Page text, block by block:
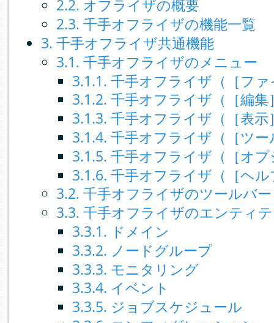
2.2. オフライザの概要
2.3. 千手オフライザの機能一覧
3. 千手オフライザ共通機能
3.1. 千手オフライザのメニュー
3.1.1. 千手オフライザ（［フ
3.1.2. 千手オフライザ（［編
3.1.3. 千手オフライザ（［表
3.1.4. 千手オフライザ（［ツ
3.1.5. 千手オフライザ（［オ
3.1.6. 千手オフライザ（［ヘ
3.2. 千手オフライザのツールバー
3.3. 千手オフライザのエンティ
3.3.1. ドメイン
3.3.2. ノードグループ
3.3.3. モニタリング
3.3.4. イベント
3.3.5. ジョブスケジュール